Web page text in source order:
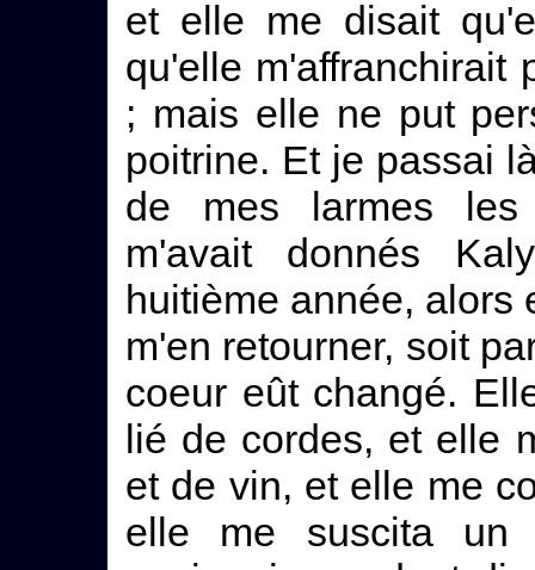
et elle me disait
qu'elle m'affranchirait
; mais elle ne put
poitrine. Et je passai
de mes larmes les
m'avait donnés
huitième année, alors
m'en retourner, soit
coeur eût changé.
lié de cordes, et elle
et de vin, et elle me
elle me suscita un